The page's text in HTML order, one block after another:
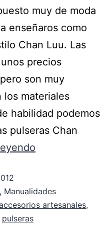
muy de moda
enseñaros como
Chan Luu. Las
precios
son muy
los materiales
habilidad podemos
pulseras Chan
, Manualidades
artesanales,
pulseras